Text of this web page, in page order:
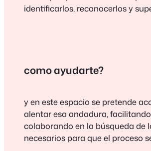
identificarlos, reconocerlos y
como ayudarte?
y en este espacio se pretende
alentar esa andadura,
colaborando en la búsqueda de
necesarios para que el proceso